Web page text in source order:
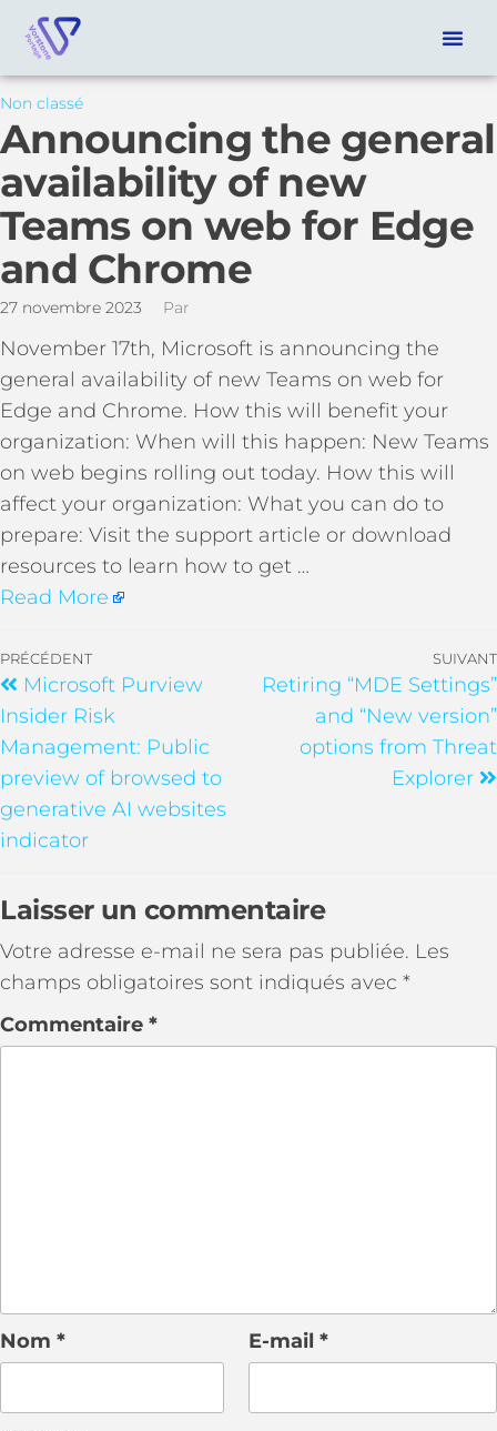
Non classé
Announcing the general
availability of new
Teams on web for Edge
and Chrome
27 novembre 2023 Par
November 17th, Microsoft is announcing the
general availability of new Teams on web for
Edge and Chrome. How this will benefit your
organization: When will this happen: New Teams
on web begins rolling out today. How this will
affect your organization: What you can do to
prepare: Visit the support article or download
resources to learn how to get …
Read More
PRÉCÉDENT
Microsoft Purview
Insider Risk
Management: Public
preview of browsed to
generative AI websites
indicator
SUIVANT
Retiring “MDE Settings”
and “New version”
options from Threat
Explorer
Laisser un commentaire
Votre adresse e-mail ne sera pas publiée. Les
champs obligatoires sont indiqués avec *
Commentaire *
Nom * E-mail *